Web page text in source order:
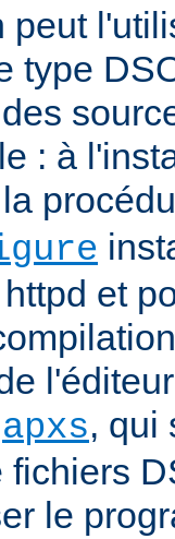
peut
type
: à
et
apxs, qui
fichiers
le